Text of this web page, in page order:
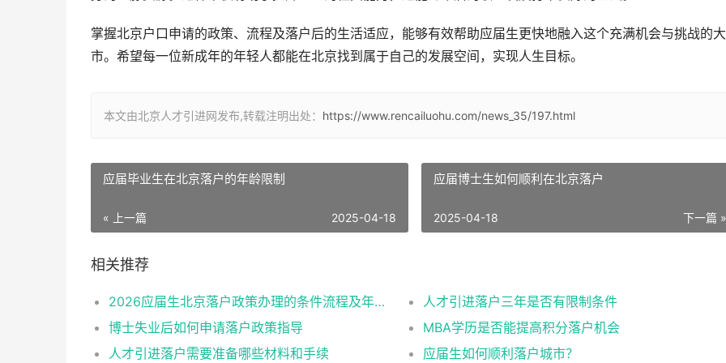
掌握北京户口申请的政策、流程及落户后的生活适应，能够有效帮助应届生更快地融入这个充满机会与挑战的
市。希望每一位新成年的年轻人都能在北京找到属于自己的发展空间，实现人生目标。
本文由北京人才引进网发布,转载注明出处： https://www.rencailuohu.com/news_35/197.html
应届毕业生在北京落户的年龄限制
« 上一篇 2025-04-18
应届博士生如何顺利在北京落户
下一篇 »
2025-04-18
相关推荐
2026应届生北京落户政策办理的条件流程及年龄限制
人才引进落户三年是否有限制条件
博士失业后如何申请落户政策指导
MBA学历是否能提高积分落户机会
人才引进落户需要准备哪些材料和手续
应届生如何顺利落户城市？